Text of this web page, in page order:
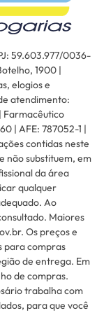
59.603.977/0036-
1900 |
elogios e
atendimento:
Farmacêutico
| AFE: 787052-1 |
contidas neste
não substituem, em
da área
qualquer
Ao
Maiores
Os preços e
para compras
de entrega. Em
de compras.
trabalha com
para que você